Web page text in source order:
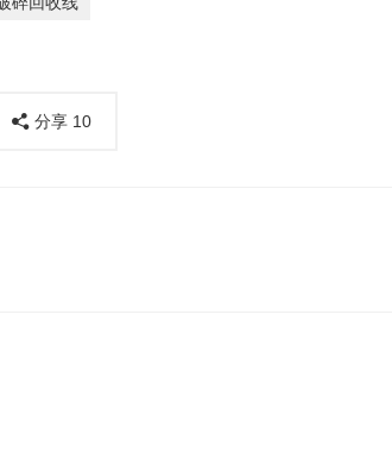
分享 10